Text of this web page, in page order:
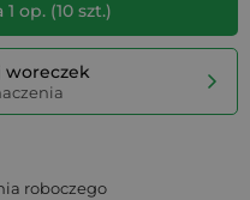
1 op. (10szt.)
woreczek
roboczego